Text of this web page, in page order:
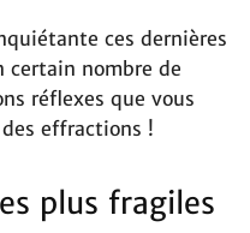
ces dernières
certain nombre de
réflexes que vous
effractions !
plus fragiles